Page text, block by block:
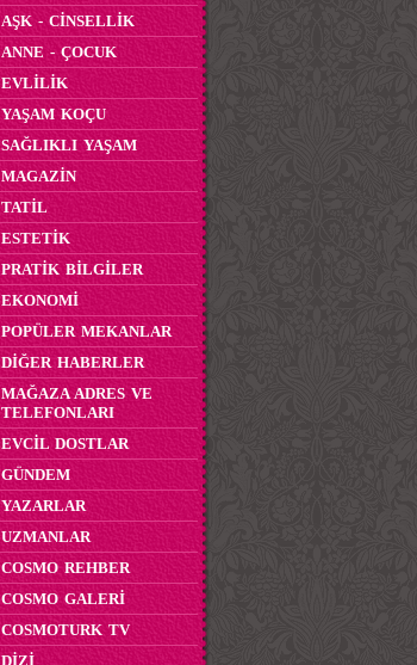
AŞK - CİNSELLİK
ANNE - ÇOCUK
EVLİLİK
YAŞAM KOÇU
SAĞLIKLI YAŞAM
MAGAZİN
TATİL
ESTETİK
PRATİK BİLGİLER
EKONOMİ
POPÜLER MEKANLAR
DİĞER HABERLER
MAĞAZA ADRES VE
TELEFONLARI
EVCİL DOSTLAR
GÜNDEM
YAZARLAR
UZMANLAR
COSMO REHBER
COSMO GALERİ
COSMOTURK TV
DİZİ